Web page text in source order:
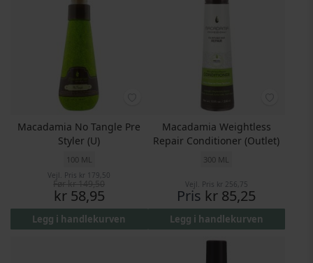
Macadamia No Tangle Pre
Styler (U)
100 ML
Vejl. Pris kr 179,50
Før
Pris
kr 58,95
Legg i handlekurven
Macadamia Weightless
Repair Conditioner (Outlet)
300 ML
Vejl. Pris kr 256,75
Pris kr 85,25
Legg i handlekurven